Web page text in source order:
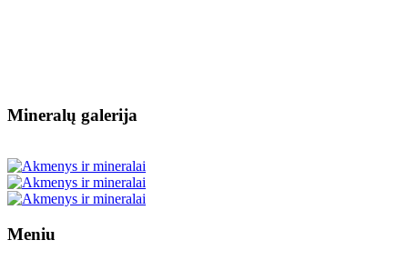
Mineralų galerija
Meniu